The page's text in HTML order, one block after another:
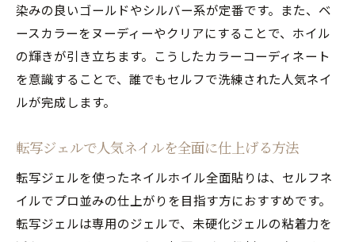
染みの良いゴールドやシルバー系が定番です。また、ベ
ースカラーをヌーディーやクリアにすることで、ホイル
の輝きが引き立ちます。こうしたカラーコーディネート
を意識することで、誰でもセルフで洗練された人気ネイ
ルが完成します。
転写ジェルで人気ネイルを全面に仕上げる方法
転写ジェルを使ったネイルホイル全面貼りは、セルフネ
イルでプロ並みの仕上がりを目指す方におすすめです。
転写ジェルは専用のジェルで、未硬化ジェルの粘着力を